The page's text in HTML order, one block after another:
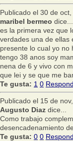
Publicado el 30 de
maribel bermeo dice...
es la primera vez que
verdades una de ellas
presente lo cual yo no
tengo 38 anos soy
nena de 6 y vivo con
que lei y se que me
Te gusta: 1 0
Publicado el 15 de
Augusto Diaz dice...
Como trabajo
desencadenamiento
Te gusta: 0 0